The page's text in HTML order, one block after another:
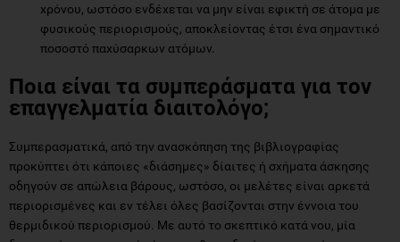
χρόνου, ωστόσο ενδέχεται να μην είναι εφικτή σε άτομα με
φυσικούς περιορισμούς, αποκλείοντας έτσι ένα σημαντικό
ποσοστό παχύσαρκων ατόμων.
Ποια είναι τα συμπεράσματα για τον
επαγγελματία διαιτολόγο;
Συμπερασματικά, από την ανασκόπηση της βιβλιογραφίας
προκύπτει ότι κάποιες «διάσημες» δίαιτες ή σχήματα άσκησης
οδηγούν σε απώλεια βάρους, ωστόσο, οι μελέτες είναι αρκετά
περιορισμένες και εν τέλει όλες βασίζονται στην έννοια του
θερμιδικού περιορισμού. Με αυτό το σκεπτικό κατά νου, μία